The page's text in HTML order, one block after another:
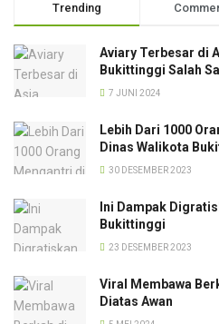
Trending
Aviary Terbesar di
Bukittinggi Salah
7 JUNI 2024
Lebih Dari 1000
Dinas Walikota
30 DESEMBER 2023
Ini Dampak
Bukittinggi
23 DESEMBER 2023
Viral Membawa
Diatas Awan